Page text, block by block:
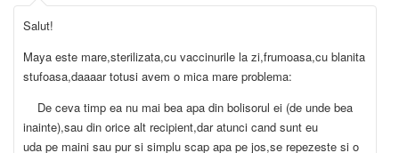
Salut!
Maya este mare,sterilizata,cu vaccinurile la zi,frumoasa,cu blanita
stufoasa,daaaar totusi avem o mica mare problema:
De ceva timp ea nu mai bea apa din bolisorul ei (de unde bea
inainte),sau din orice alt recipient,dar atunci cand sunt eu
uda pe maini sau pur si simplu scap apa pe jos,se repezeste si o